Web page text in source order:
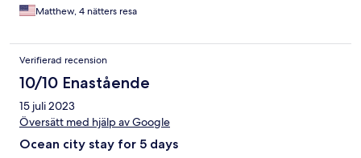
Matthew, 4 nätters resa
Verifierad recension
10/10 Enastående
15 juli 2023
Översätt med hjälp av Google
Ocean city stay for 5 days